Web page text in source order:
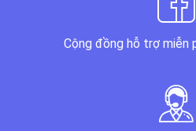
Cộng đồng hỗ trợ miễn